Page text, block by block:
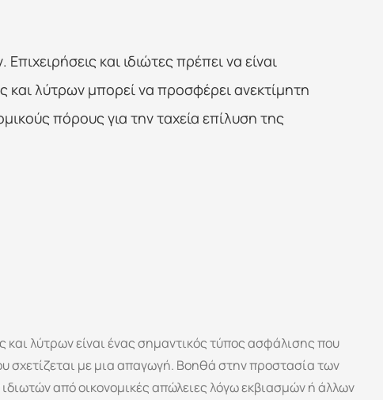
και ιδιώτες πρέπει να είναι
λύτρων μπορεί να προσφέρει ανεκτίμητη
πόρους για την ταχεία επίλυση της
λύτρων είναι ένας σημαντικός τύπος ασφάλισης που
σχετίζεται με μια απαγωγή. Βοηθά στην προστασία των
από οικονομικές απώλειες λόγω εκβιασμών ή άλλων